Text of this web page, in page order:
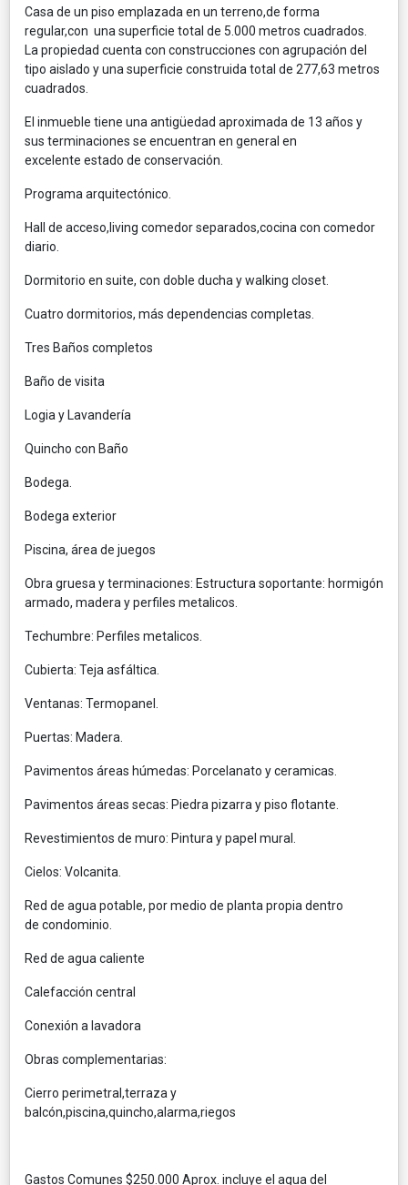
Casa de un piso emplazada en un terreno,de forma
regular,con una superficie total de 5.000 metros cuadrados.
La propiedad cuenta con construcciones con agrupación del
tipo aislado y una superficie construida total de 277,63 metros
cuadrados.
El inmueble tiene una antigüedad aproximada de 13 años y
sus terminaciones se encuentran en general en
excelente estado de conservación.
Programa arquitectónico.
Hall de acceso,living comedor separados,cocina con comedor
diario.
Dormitorio en suite, con doble ducha y walking closet.
Cuatro dormitorios, más dependencias completas.
Tres Baños completos
Baño de visita
Logia y Lavandería
Quincho con Baño
Bodega.
Bodega exterior
Piscina, área de juegos
Obra gruesa y terminaciones: Estructura soportante: hormigón
armado, madera y perfiles metalicos.
Techumbre: Perfiles metalicos.
Cubierta: Teja asfáltica.
Ventanas: Termopanel.
Puertas: Madera.
Pavimentos áreas húmedas: Porcelanato y ceramicas.
Pavimentos áreas secas: Piedra pizarra y piso flotante.
Revestimientos de muro: Pintura y papel mural.
Cielos: Volcanita.
Red de agua potable, por medio de planta propia dentro
de condominio.
Red de agua caliente
Calefacción central
Conexión a lavadora
Obras complementarias:
Cierro perimetral,terraza y
balcón,piscina,quincho,alarma,riegos
Gastos Comunes $250.000 Aprox. incluye el agua del